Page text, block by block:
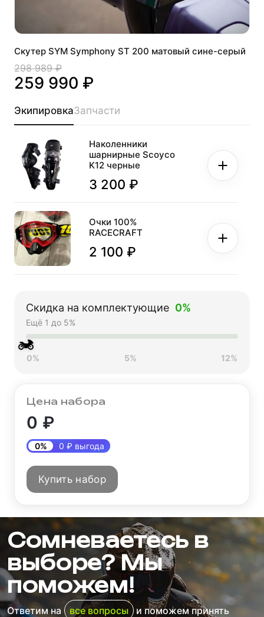
Скутер SYM Symphony ST 200 матовый сине-серый
298 989 ₽
259 990 ₽
ЭкипировкаЗапчасти
Наколенники
шарнирные Scoyco
K12 черные
3 200 ₽
Очки 100%
RACECRAFT
2 100 ₽
AT-3500 (XL)
2 100 ₽
Защита тела
5 490 ₽
Скидка на комплектующие 0%
Ещё 1 до 5%
🏍
0% 5% 12%
Цена набора
0 ₽
0% 0 ₽ выгода
Купить набор
Сомневаетесь в
выборе? Мы
поможем!
Ответим на все вопросы
и поможем принять